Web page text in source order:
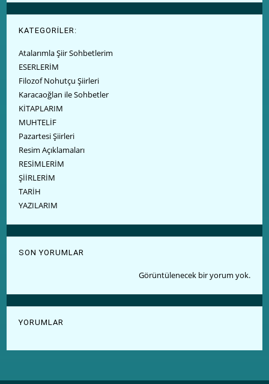
KATEGORİLER:
Atalarımla Şiir Sohbetlerim
ESERLERİM
Filozof Nohutçu Şiirleri
Karacaoğlan ile Sohbetler
KİTAPLARIM
MUHTELİF
Pazartesi Şiirleri
Resim Açıklamaları
RESİMLERİM
ŞİİRLERİM
TARİH
YAZILARIM
SON YORUMLAR
Görüntülenecek bir yorum yok.
YORUMLAR